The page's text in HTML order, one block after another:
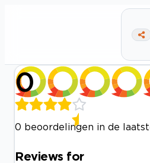
0
0 beoordelingen in de
Reviews for